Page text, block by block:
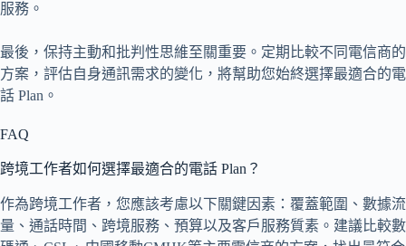
服務。
最後，保持主動和批判性思維至關重要。定期比較不同電信商的
方案，評估自身通訊需求的變化，將幫助您始終選擇最適合的電
話 Plan。
FAQ
跨境工作者如何選擇最適合的電話 Plan？
作為跨境工作者，您應該考慮以下關鍵因素：覆蓋範圍、數據流
量、通話時間、跨境服務、預算以及客戶服務質素。建議比較數